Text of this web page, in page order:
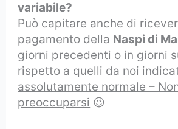
variabile?
Può capitare anche di
pagamento della Naspi di
giorni precedenti o in giorni
rispetto a quelli da noi
assolutamente normale –
preoccuparsi 😉